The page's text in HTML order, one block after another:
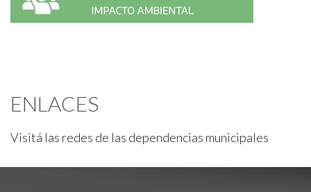
ENLACES
Visitá las redes de las dependencias municipales